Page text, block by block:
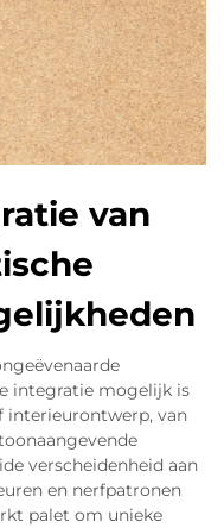
van
integratie mogelijk is
interieurontwerp, van
verscheidenheid aan
en nerfpatronen
palet om unieke